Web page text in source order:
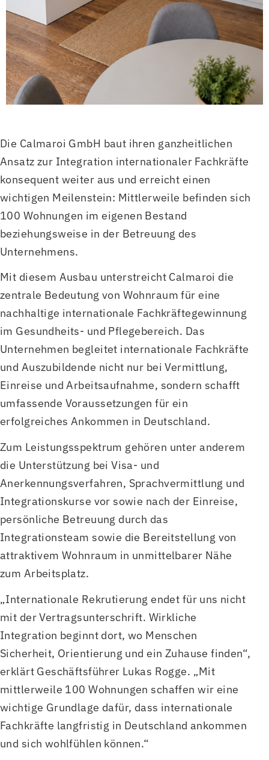
Die Calmaroi GmbH baut ihren ganzheitlichen
Ansatz zur Integration internationaler Fachkräfte
konsequent weiter aus und erreicht einen
wichtigen Meilenstein: Mittlerweile befinden sich
100 Wohnungen im eigenen Bestand
beziehungsweise in der Betreuung des
Unternehmens.
Mit diesem Ausbau unterstreicht Calmaroi die
zentrale Bedeutung von Wohnraum für eine
nachhaltige internationale Fachkräftegewinnung
im Gesundheits- und Pflegebereich. Das
Unternehmen begleitet internationale Fachkräfte
und Auszubildende nicht nur bei Vermittlung,
Einreise und Arbeitsaufnahme, sondern schafft
umfassende Voraussetzungen für ein
erfolgreiches Ankommen in Deutschland.
Zum Leistungsspektrum gehören unter anderem
die Unterstützung bei Visa- und
Anerkennungsverfahren, Sprachvermittlung und
Integrationskurse vor sowie nach der Einreise,
persönliche Betreuung durch das
Integrationsteam sowie die Bereitstellung von
attraktivem Wohnraum in unmittelbarer Nähe
zum Arbeitsplatz.
„Internationale Rekrutierung endet für uns nicht
mit der Vertragsunterschrift. Wirkliche
Integration beginnt dort, wo Menschen
Sicherheit, Orientierung und ein Zuhause finden“,
erklärt Geschäftsführer Lukas Rogge. „Mit
mittlerweile 100 Wohnungen schaffen wir eine
wichtige Grundlage dafür, dass internationale
Fachkräfte langfristig in Deutschland ankommen
und sich wohlfühlen können.“